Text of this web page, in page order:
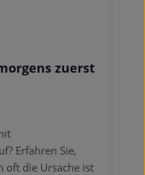
zuerst
Erfahren Sie,
oft die Ursache ist